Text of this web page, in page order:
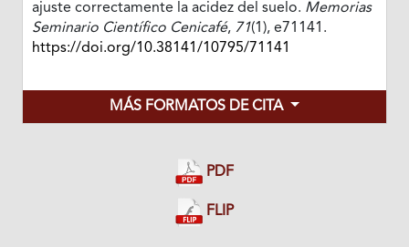
ajuste correctamente la acidez del suelo. Memorias
Seminario Científico Cenicafé, 71(1), e71141.
https://doi.org/10.38141/10795/71141
MÁS FORMATOS DE CITA
PDF
FLIP